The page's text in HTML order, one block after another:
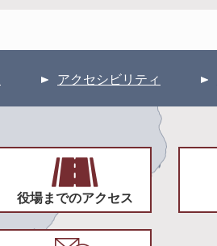
アクセシビリティ
役場までのアクセス